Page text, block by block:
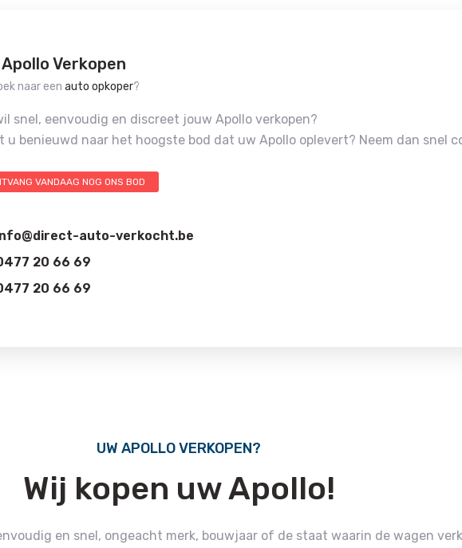
Apollo Verkopen
naar een auto opkoper?
snel, eenvoudig en discreet jouw Apollo verkopen?
u benieuwd naar het hoogste bod dat uw Apollo oplevert? Neem dan snel
VANDAAG NOG ONS BOD
auto-verkocht.be
20 66 69
20 66 69
UW APOLLO VERKOPEN?
Wij kopen uw Apollo!
en snel, ongeacht merk, bouwjaar of de staat waarin de wagen